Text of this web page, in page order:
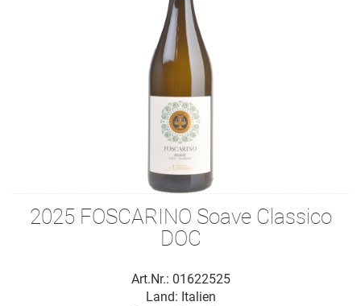
2025 FOSCARINO Soave Classico
DOC
Art.Nr.: 01622525
Land: Italien